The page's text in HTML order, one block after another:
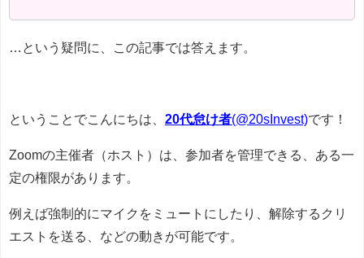
…という疑問に、この記事では答えます。
ということでこんにちは、 20代怠け者(@20sInvest)です！
Zoomの主催者（ホスト）は、参加者を管理できる、ある一
定の権限があります。
例えば強制的にマイクをミュートにしたり、解除するクリ
エストを送る、などの動きが可能です。